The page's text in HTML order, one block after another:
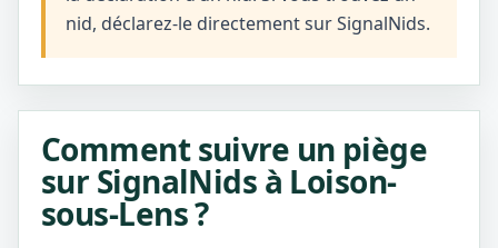
nid, déclarez-le directement sur SignalNids.
Comment suivre un piège
sur SignalNids à Loison-
sous-Lens ?